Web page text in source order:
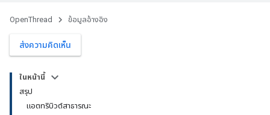
OpenThread ข้อมูลอ้างอิง
ส่งความคิดเห็น
ในหน้านี้
สรุป
แอตทริบิวต์สาธารณะ